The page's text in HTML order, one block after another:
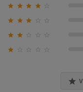
   
  
 

